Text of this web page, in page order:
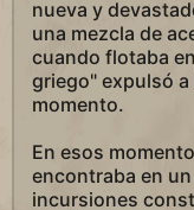
nueva y
una mezcla de
cuando flotaba
griego" expulsó
momento.
En esos
encontraba en
incursiones